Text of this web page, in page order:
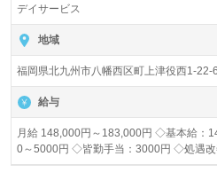
デイサービス
地域
福岡県北九州市八幡西区町上津役西1-22-6
給与
月給 148,000円～183,000円 ◇基本給：
0～5000円 ◇皆勤手当：3000円 ◇処遇改
中の給与の変動なし